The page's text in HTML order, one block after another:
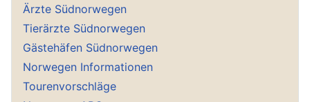
Ärzte Südnorwegen
Tierärzte Südnorwegen
Gästehäfen Südnorwegen
Norwegen Informationen
Tourenvorschläge